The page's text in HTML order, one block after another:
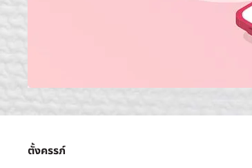
ตั้งครรภ์